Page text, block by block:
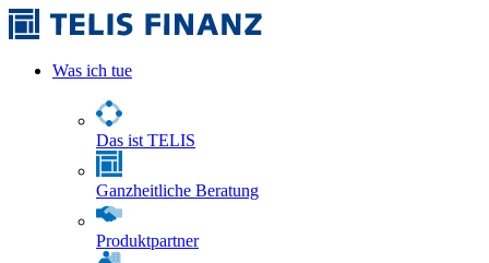
Was ich tue
Das ist TELIS
Ganzheitliche Beratung
Produktpartner